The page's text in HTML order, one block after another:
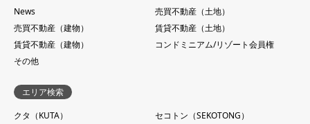
News
売買不動産（土地）
売買不動産（建物）
賃貸不動産（土地）
賃貸不動産（建物）
コンドミニアム/リゾート会員権
その他
エリア検索
クタ（KUTA）
セコトン（SEKOTONG）